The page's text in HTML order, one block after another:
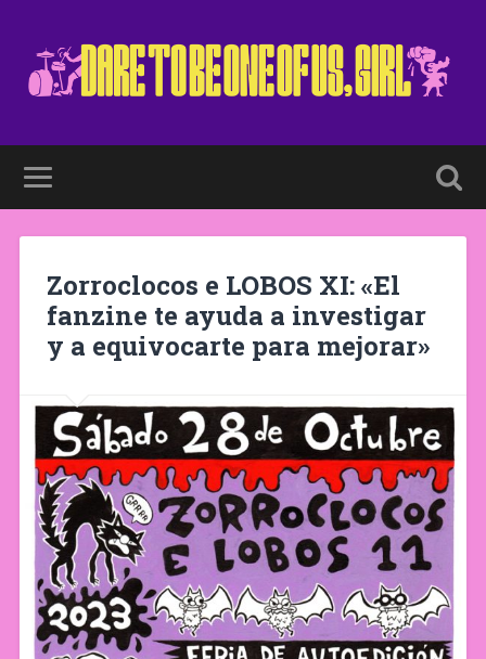
Zorroclocos e LOBOS XI: «El
fanzine te ayuda a investigar
y a equivocarte para mejorar»